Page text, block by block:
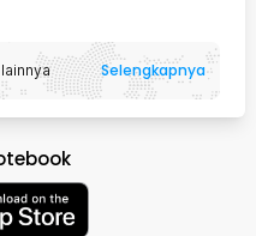
Selengkapnya